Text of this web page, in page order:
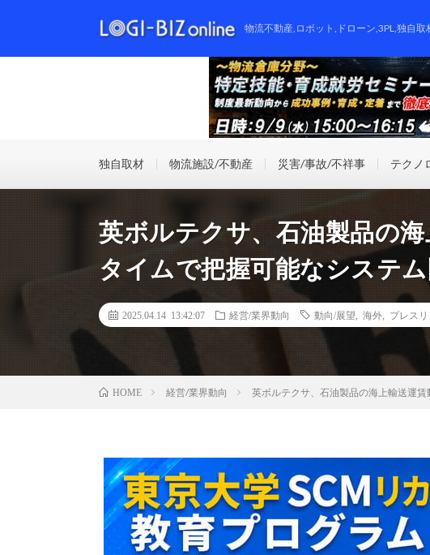
物流不動産,ロボット,ドローン,3PL,独自
独自取材 物流施設/不動産 災害/事故/不祥事 テクノ
英ボルテクサ、石油製品の
タイムで把握可能なシステ
2025.04.14 13:42:07 経営/業界動向 動向/展望 海外 プレス
HOME 経営/業界動向 英ボルテクサ、石油製品の海上輸送運